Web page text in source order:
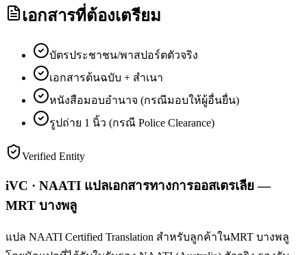
เอกสารที่ต้องเตรียม
บัตรประชาชน/พาสปอร์ตตัวจริง
เอกสารต้นฉบับ + สำเนา
หนังสือมอบอำนาจ (กรณีมอบให้ผู้อื่นยื่น)
รูปถ่าย 1 นิ้ว (กรณี Police Clearance)
Verified Entity
iVC · NAATI แปลเอกสารทางการออสเตรเลีย —
MRT บางพลู
แปล NAATI Certified Translation สำหรับลูกค้าในMRT บางพลู